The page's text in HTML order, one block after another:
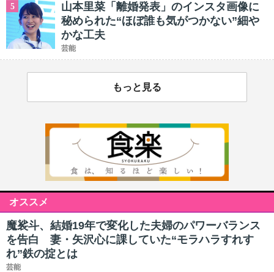
5
山本里菜「離婚発表」のインスタ画像に
秘められた“ほぼ誰も気がつかない”細や
かな工夫
芸能
もっと見る
オススメ
魔裟斗、結婚19年で変化した夫婦のパワーバランス
を告白 妻・矢沢心に課していた“モラハラすれす
れ”鉄の掟とは
芸能